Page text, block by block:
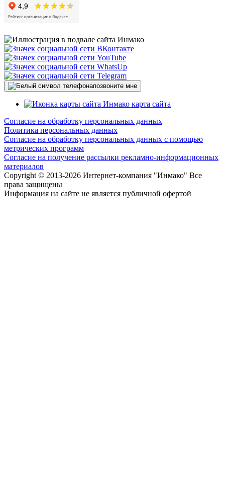
позвоните мне
карта сайта
Согласие на обработку персональных данных
Политика персональных данных
Согласие на обработку персональных данных с помощью
метрических программ
Согласие на получение рассылки рекламно-информационных
материалов
Copyright © 2013-2026 Интернет-компания "Инмако" Все
права защищены
Информация на сайте не является публичной офертой